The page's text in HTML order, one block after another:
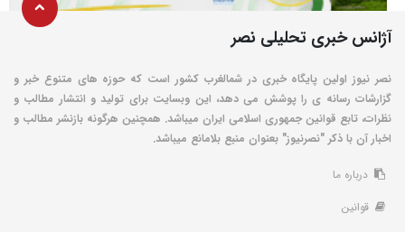
آژانس خبری تحلیلی نصر
نصر نیوز اولین پایگاه خبری در شمالغرب کشور است که حوزه های متنوع خبر و
گزارشات رسانه ی را پوشش می دهد، این وبسایت برای تولید و انتشار مطالب و
نظرات، تابع قوانین جمهوری اسلامی ایران میباشد. همچنین هرگونه بازنشر مطالب و
اخبار آن با ذکر "نصرنیوز" بعنوان منبع بلامانع میباشد.
درباره ما
قوانین